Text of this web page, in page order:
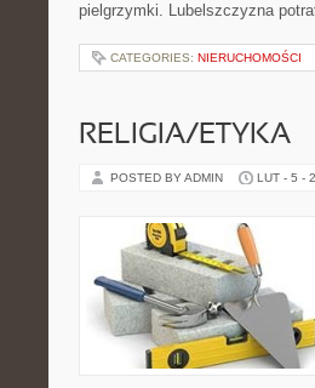
pielgrzymki. Lubelszczyzna
CATEGORIES: NIERUCHOMOŚCI
RELIGIA/ETYKA
POSTED BY ADMIN LUT - 5 -